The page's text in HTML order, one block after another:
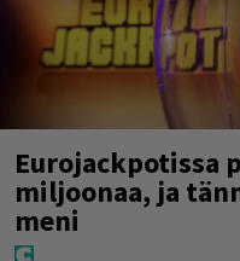
Eurojackpotissa
miljoonaa, ja
meni